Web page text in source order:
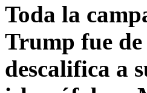
Toda la
Trump fue de
descalifica a